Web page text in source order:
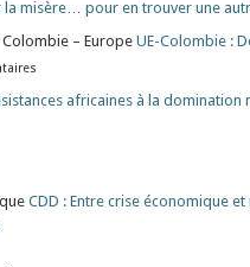
la misère… pour en trouver une
– Europe UE-Colombie :
africaines à la domination
CDD : Entre crise économique